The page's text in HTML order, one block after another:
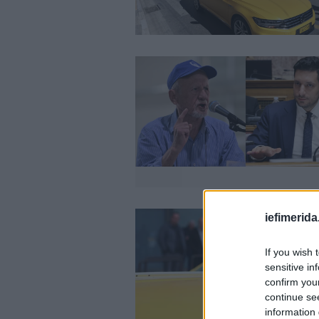
If you wish
sensitive
confirm
continue
information